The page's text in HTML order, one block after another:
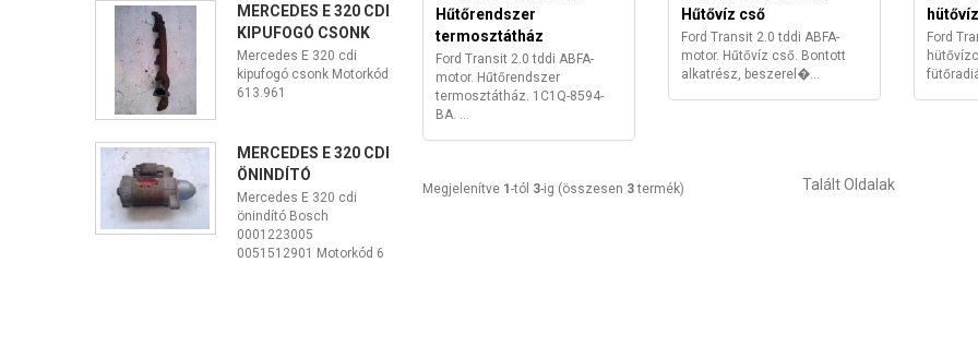
Hűtőrendszer
termosztátház
Ford Transit 2.0 tddi ABFA-
motor. Hűtőrendszer
termosztátház. 1C1Q-8594-
BA. ...
Hűtővíz cső
Ford Transit 2.0 tddi ABFA-
motor. Hűtővíz cső. Bontott
alkatrész, beszerel�...
Ford
Megjelenítve 1 -tól 3-ig (összesen 3termék) Talált Oldalak
MERCEDES E 320 CDI
KIPUFOGÓ CSONK
Mercedes E 320 cdi
kipufogó csonk Motorkód
613.961
MERCEDES E 320 CDI
ÖNINDÍTÓ
Mercedes E 320 cdi
önindító Bosch
0001223005
0051512901 Motorkód 6